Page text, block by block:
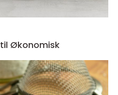
Økonomisk